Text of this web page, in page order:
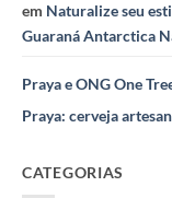
em Naturalize seu
Guaraná Antarctica
Praya e ONG One
Praya: cerveja
CATEGORIAS